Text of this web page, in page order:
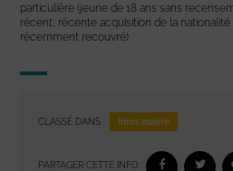
particulière (jeune de 18 ans sans
récent, récente acquisition de la
récemment recouvré).
CLASSÉ DANS : Infos mairie
PARTAGER CETTE INFO :